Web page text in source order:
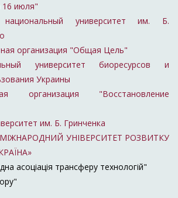
16 июля"
национальный университет им. Б.
организация "Общая Цель"
университет биоресурсов и
Украины
организация "Восстановление
им. Б. Гринченка
УНІВЕРСИТЕТ РОЗВИТКУ
асоціація трансферу технологій"